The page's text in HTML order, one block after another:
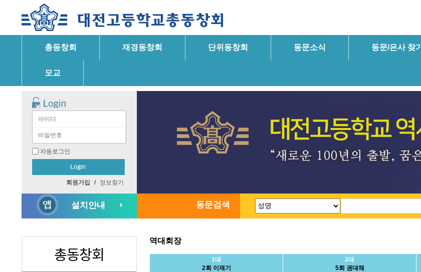
총동창회 재경동창회 단위동창회 동문소식 동문/은사 찾기
모교
자동로그인
회원가입 / 정보찾기
설치안내
총동창회
동문검색
역대회장
1대
2회 이재기
2대
5회 권대채